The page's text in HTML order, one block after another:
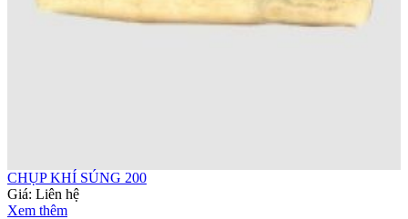
CHỤP KHÍ SÚNG 200
Giá: Liên hệ
Xem thêm